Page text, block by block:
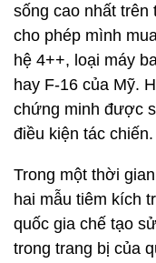
sống cao nhất trên
cho phép mình
hệ 4++, loại máy
hay F-16 của Mỹ.
chứng minh được
điều kiện tác chiến.
Trong một thời
hai mẫu tiêm kích
quốc gia chế tạo
trong trang bị của